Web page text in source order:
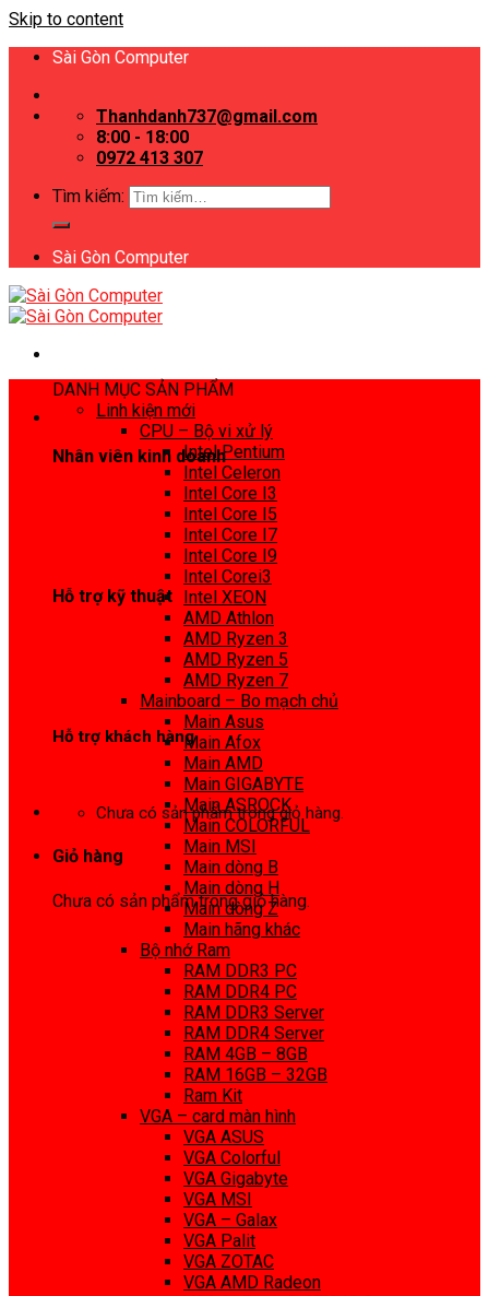
Skip to content
Sài Gòn Computer
Thanhdanh737@gmail.com
8:00 - 18:00
0972 413 307
Tìm kiếm:
Sài Gòn Computer
Nhân viên kinh doanh
Hỗ trợ kỹ thuật
Hỗ trợ khách hàng
Chưa có sản phẩm trong giỏ hàng.
Giỏ hàng
Chưa có sản phẩm trong giỏ hàng.
DANH MỤC SẢN PHẨM
Linh kiện mới
CPU – Bộ vi xử lý
Intel Pentium
Intel Celeron
Intel Core I3
Intel Core I5
Intel Core I7
Intel Core I9
Intel Corei3
Intel XEON
AMD Athlon
AMD Ryzen 3
AMD Ryzen 5
AMD Ryzen 7
Mainboard – Bo mạch chủ
Main Asus
Main Afox
Main AMD
Main GIGABYTE
Main ASROCK
Main COLORFUL
Main MSI
Main dòng B
Main dòng H
Main dòng Z
Main hãng khác
Bộ nhớ Ram
RAM DDR3 PC
RAM DDR4 PC
RAM DDR3 Server
RAM DDR4 Server
RAM 4GB – 8GB
RAM 16GB – 32GB
Ram Kit
VGA – card màn hình
VGA ASUS
VGA Colorful
VGA Gigabyte
VGA MSI
VGA – Galax
VGA Palit
VGA ZOTAC
VGA AMD Radeon